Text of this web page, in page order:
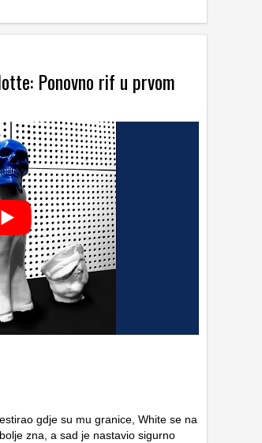
Ponovno rif u prvom
gdje su mu granice, White se na
zna, a sad je nastavio sigurno